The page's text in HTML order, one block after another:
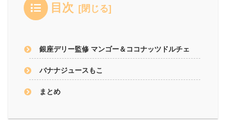
目次
銀座デリー監修 マンゴー＆ココナッツドルチェ
バナナジュースもこ
まとめ